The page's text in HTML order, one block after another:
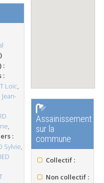
:
:
Loïc,
,
:
Sylvie,
Assainissement
sur la
commune
Collectif :
Non collectif :